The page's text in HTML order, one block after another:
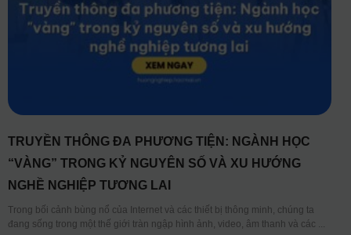
TRUYỀN THÔNG ĐA PHƯƠNG TIỆN: NGÀNH HỌC
“VÀNG” TRONG KỶ NGUYÊN SỐ VÀ XU HƯỚNG
NGHỀ NGHIỆP TƯƠNG LAI
Trong bối cảnh bùng nổ của Internet và các thiết bị thông minh, chúng ta
đang sống trong một thế giới tràn ngập hình ảnh, video, âm thanh và các